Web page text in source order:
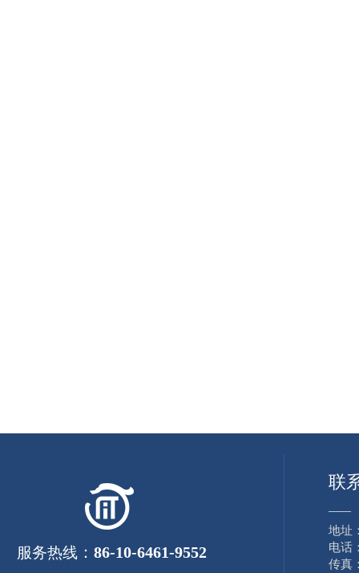
服务热线： 86-10-6461-9552
联
——
地址
电话
传真